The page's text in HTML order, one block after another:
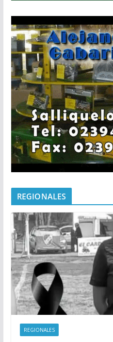
REGIONALES
REGIONALES